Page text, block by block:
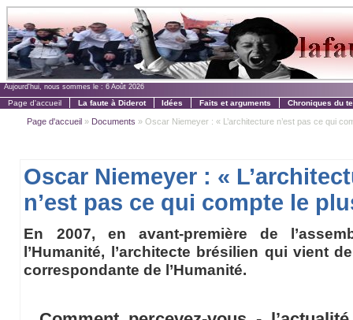
Aujourd'hui, nous sommes le : 6 Août 2026
Page d'accueil La faute à Diderot Idées Faits et arguments Chroniques du
Page d'accueil » Documents » Oscar Niemeyer : « L’architecture n’est pas ce qui
Oscar Niemeyer : «
n’est pas ce qui compte le
En 2007, en avant-première de
l’Humanité, l’architecte brésilien qui vient
correspondante de l’Humanité.